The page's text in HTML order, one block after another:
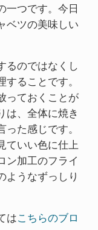
一つです。今日
ベツの美味しい
るのではなくし
ることです。
っておくことが
は、全体に焼き
た感じです。
ていい色に仕上
ン加工のフライ
ようなずっしり
はこちらのブロ